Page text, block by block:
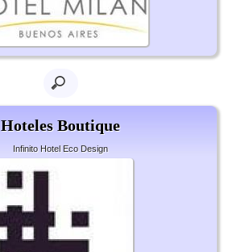
Hoteles Boutique
Infinito Hotel Eco Design